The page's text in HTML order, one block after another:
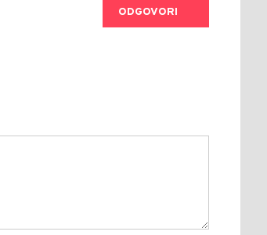
ODGOVORI